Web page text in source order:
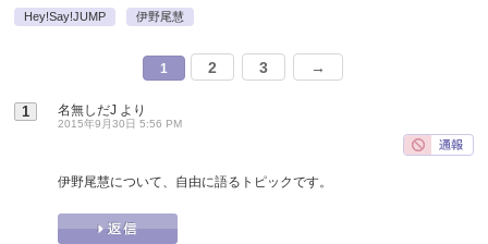
Hey!Say!JUMP 伊野尾慧
1 2 3 →
1 名無しだJ より
2015年9月30日 5:56 PM
伊野尾慧について、自由に語るトピックです。